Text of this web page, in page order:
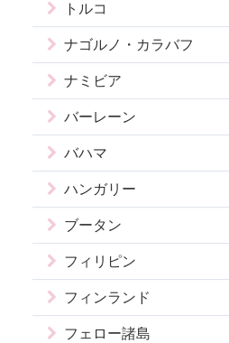
トルコ
ナゴルノ・カラバフ
ナミビア
バーレーン
バハマ
ハンガリー
ブータン
フィリピン
フィンランド
フェロー諸島